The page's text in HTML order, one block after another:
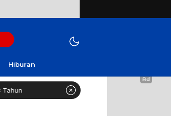
Hiburan
Healthy Long Life (HLL) Kini Hadir di